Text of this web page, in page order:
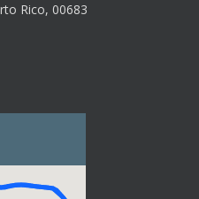
Rico, 00683